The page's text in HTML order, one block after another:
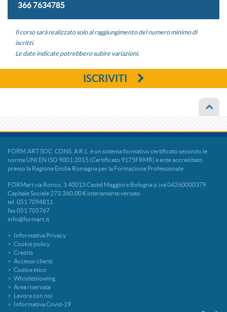
366 7634785
Il corso sarà realizzato solo al raggiungimento del numero minimo di
iscritti.
Le date indicate potrebbero subire variazioni.
ISCRIVITI
FORM.ART SOC. CONS. A R.L. è un sistema formativo certificato secondo le
norme UNI EN ISO 9001:2015 (Certificato 9175FRMR) e ente accreditato
presso la Regione Emilia Romagna per la Formazione Professionale
FORMart via Ronco, 3 40013 Castel Maggiore Bologna p.iva 04260000379
Capitale Sociale 273.360,00 € interamente versato
tel. 051 7094811
fax 051 705767
info@formart.it
Informativa Privacy
Cookie policy
Credits
Accesso clienti
Codice etico
Whistleblowing
Area riservata
Lavora con noi
Informativa Covid-19